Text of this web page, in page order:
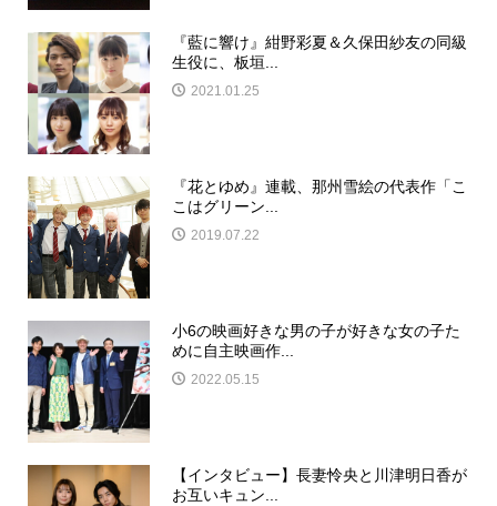
『藍に響け』紺野彩夏＆久保田紗友の同級
生役に、板垣...
2021.01.25
『花とゆめ』連載、那州雪絵の代表作「こ
こはグリーン...
2019.07.22
小6の映画好きな男の子が好きな女の子た
めに自主映画作...
2022.05.15
【インタビュー】長妻怜央と川津明日香が
お互いキュン...